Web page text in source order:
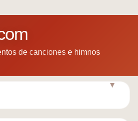
de canciones e himnos
▼